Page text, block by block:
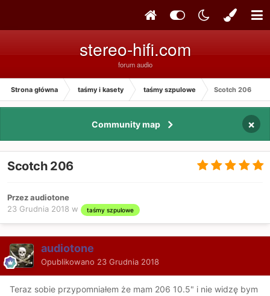
stereo-hifi.com
forum audio
Strona główna taśmy i kasety taśmy szpulowe Scotch 206
Community map ×
Scotch 206
Przez audiotone
23 Grudnia 2018 w taśmy szpulowe
audiotone
Opublikowano 23 Grudnia 2018
Teraz sobie przypomniałem że mam 206 10.5" i nie widzę bym